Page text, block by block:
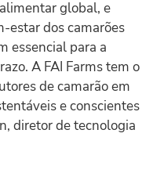
global, e
estar dos camarões
essencial para a
A FAI Farms tem o
de camarão em
e conscientes
diretor de tecnologia